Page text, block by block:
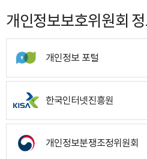
개인정보보호위원회
개인정보 포털
한국인터넷진흥원
개인정보분쟁조정위원회